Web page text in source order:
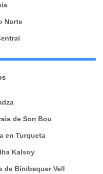
Norte
de Son Bou
en Turqueta
Kalsoy
de Binibequer Vell